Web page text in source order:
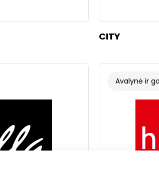
CITY
Avalynė ir